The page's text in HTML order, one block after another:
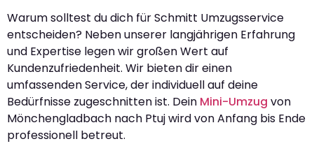
Warum solltest du dich für Schmitt Umzugsservice
entscheiden? Neben unserer langjährigen Erfahrung
und Expertise legen wir großen Wert auf
Kundenzufriedenheit. Wir bieten dir einen
umfassenden Service, der individuell auf deine
Bedürfnisse zugeschnitten ist. Dein Mini-Umzug von
Mönchengladbach nach Ptuj wird von Anfang bis Ende
professionell betreut.